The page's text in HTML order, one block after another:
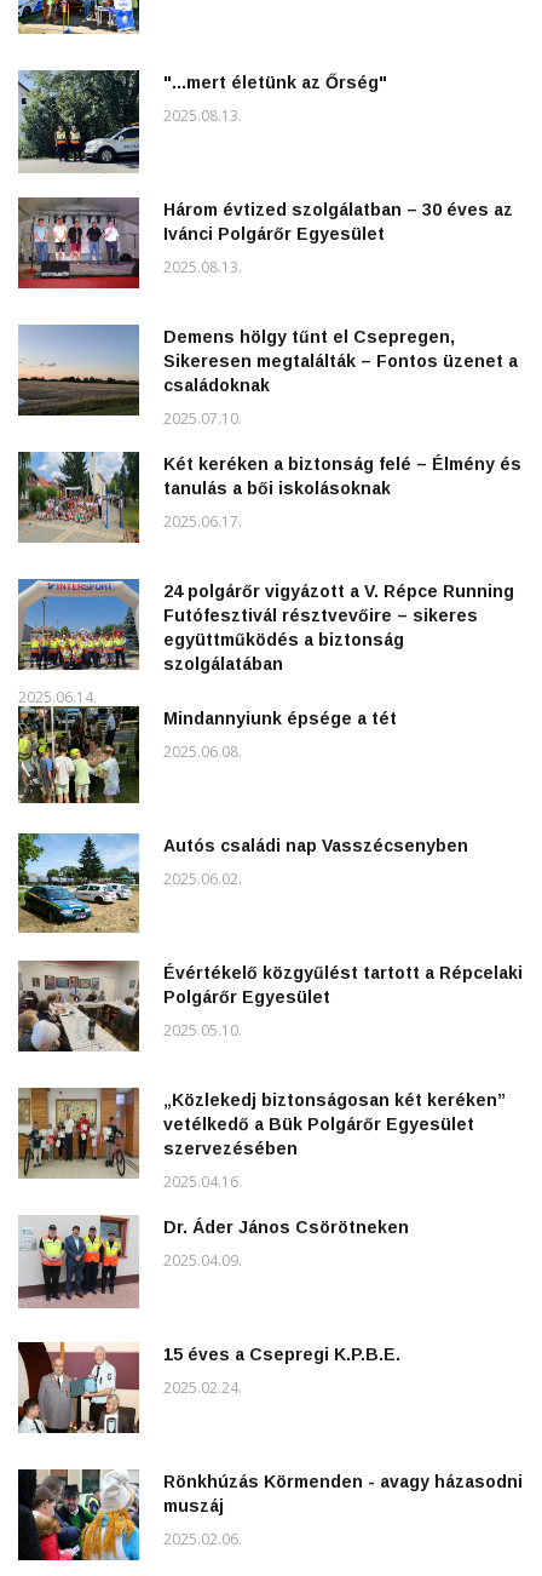
"...mert életünk az Őrség"
2025.08.13.
Három évtized szolgálatban – 30 éves az
Ivánci Polgárőr Egyesület
2025.08.13.
Demens hölgy tűnt el Csepregen,
Sikeresen megtalálták – Fontos üzenet a
családoknak
2025.07.10.
Két keréken a biztonság felé – Élmény és
tanulás a bői iskolásoknak
2025.06.17.
24 polgárőr vigyázott a V. Répce Running
Futófesztivál résztvevőire – sikeres
együttműködés a biztonság
szolgálatában
2025.06.14.
Mindannyiunk épsége a tét
2025.06.08.
Autós családi nap Vasszécsenyben
2025.06.02.
Évértékelő közgyűlést tartott a Répcelaki
Polgárőr Egyesület
2025.05.10.
„Közlekedj biztonságosan két keréken”
vetélkedő a Bük Polgárőr Egyesület
szervezésében
2025.04.16.
Dr. Áder János Csörötneken
2025.04.09.
15 éves a Csepregi K.P.B.E.
2025.02.24.
Rönkhúzás Körmenden - avagy házasodni
muszáj
2025.02.06.